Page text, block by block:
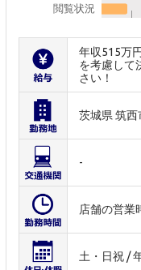
閲覧状況
年収515万
を考慮して
さい！
茨城県 筑西
-
店舗の営業
土・日祝 /